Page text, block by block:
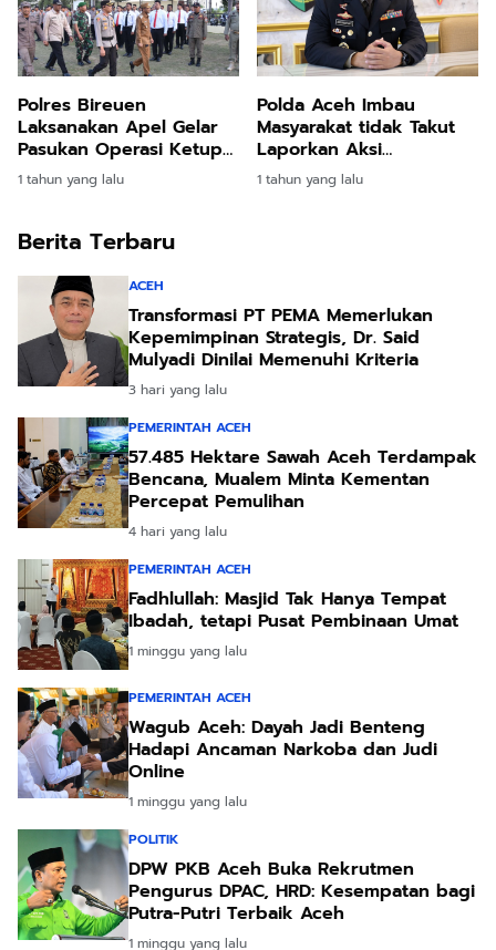
Polres Bireuen
Laksanakan Apel Gelar
Pasukan Operasi Ketupat
Seulawah 2025
1 tahun yang lalu
Polda Aceh Imbau
Masyarakat tidak Takut
Laporkan Aksi
Premanisme
1 tahun yang lalu
Berita Terbaru
ACEH
Transformasi PT PEMA Memerlukan
Kepemimpinan Strategis, Dr. Said
Mulyadi Dinilai Memenuhi Kriteria
3 hari yang lalu
PEMERINTAH ACEH
57.485 Hektare Sawah Aceh Terdampak
Bencana, Mualem Minta Kementan
Percepat Pemulihan
4 hari yang lalu
PEMERINTAH ACEH
Fadhlullah: Masjid Tak Hanya Tempat
Ibadah, tetapi Pusat Pembinaan Umat
1 minggu yang lalu
PEMERINTAH ACEH
Wagub Aceh: Dayah Jadi Benteng
Hadapi Ancaman Narkoba dan Judi
Online
1 minggu yang lalu
POLITIK
DPW PKB Aceh Buka Rekrutmen
Pengurus DPAC, HRD: Kesempatan bagi
Putra-Putri Terbaik Aceh
1 minggu yang lalu